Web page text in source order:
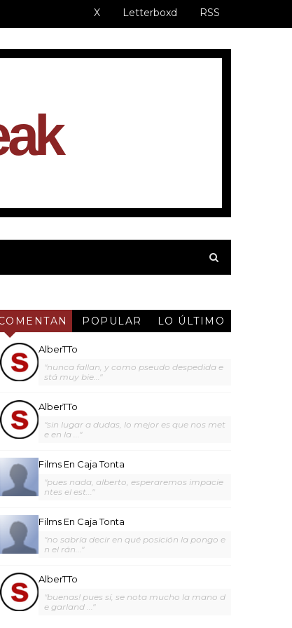
X Letterboxd RSS
POPULAR LO ÚLTIMO
AlberTTo
"nunca fallan, y como pseudo despedida e
stá muy bie..."
AlberTTo
"sin lugar a dudas, lo mejor es que nos met
e en la ..."
Films En Caja Tonta
"pues nada, alberto, esperaremos impacie
ntes el est..."
Films En Caja Tonta
"no sabría decir en qué posición la pongo e
n el rán..."
AlberTTo
"buenas! pues sí, se nota mucho la mano d
e garland ..."